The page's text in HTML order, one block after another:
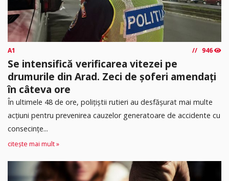
A1 946
Se intensifică verificarea vitezei pe
drumurile din Arad. Zeci de șoferi amendați
în câteva ore
În ultimele 48 de ore, polițiștii rutieri au desfășurat mai multe
acțiuni pentru prevenirea cauzelor generatoare de accidente cu
consecințe...
citește mai mult »